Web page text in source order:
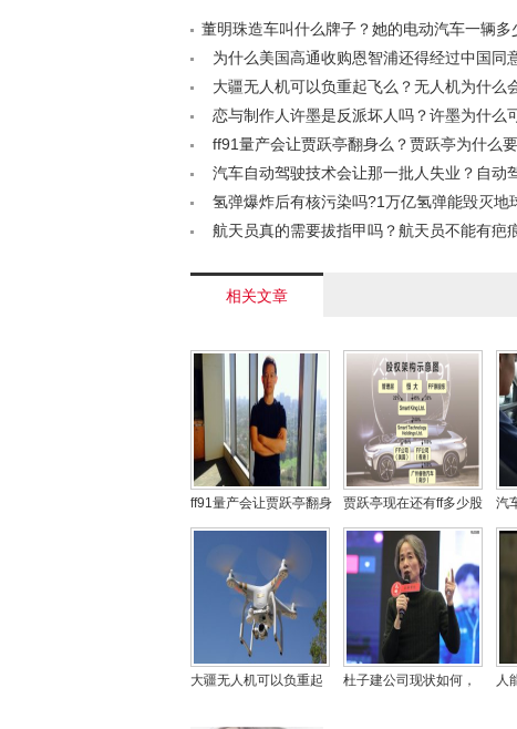
董明珠造车叫什么牌子？她的电动汽车一辆多
/a> 为什么美国高通收购恩智浦还得经过中国同
行？通俗一点说给你听< /a>
大疆无人机可以负重起飞么？无人机为什么
/a> 恋与制作人许墨是反派坏人吗？许墨为什么
睡觉< /a>
ff91量产会让贾跃亭翻身么？贾跃亭为什么
造车< /a>
汽车自动驾驶技术会让那一批人失业？自动
临还需要考驾照吗< /a>
氢弹爆炸后有核污染吗?1万亿氢弹能毁灭地
/a> 航天员真的需要拔指甲吗？航天员不能有疤
相关文章
ff91量产会让贾跃亭翻身
么？贾跃亭为什么要在
贾跃亭现在还有ff多少股
份？贾跃亭晒ff新工厂内
部图
汽
那
大疆无人机可以负重起
杜子建公司现状如何，
人